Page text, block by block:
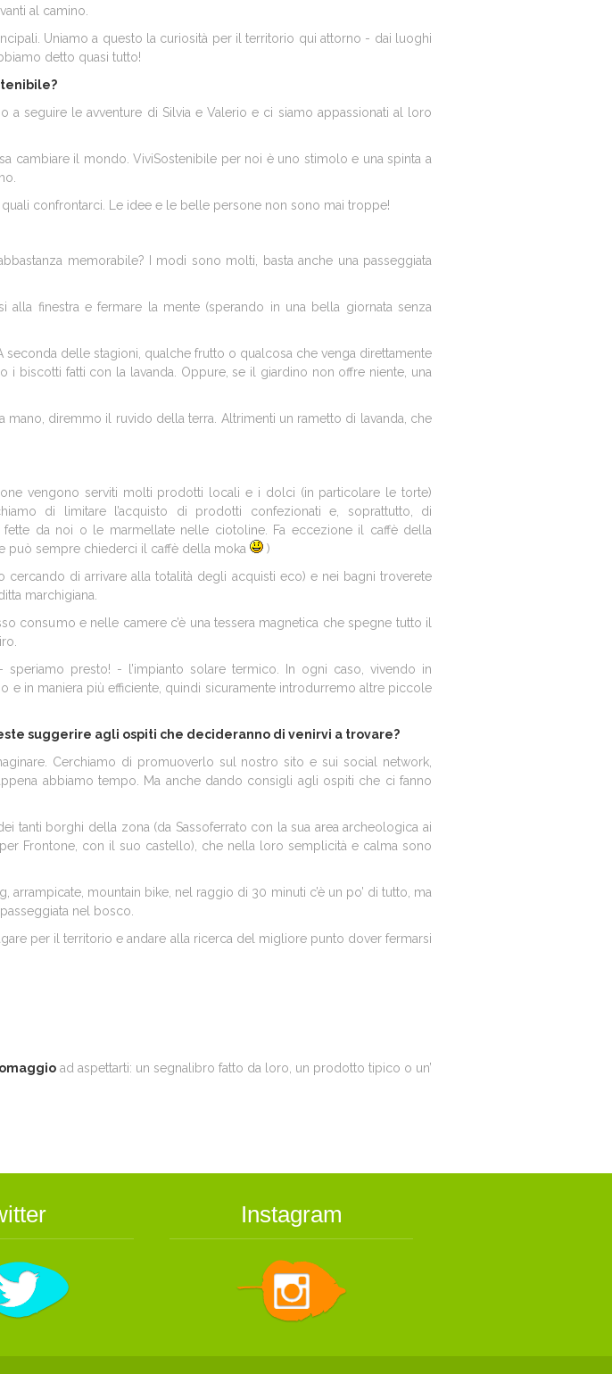
al camino.
Uniamo a questo la curiosità per il territorio qui attorno - dai luoghi
detto quasi tutto!
a seguire le avventure di Silvia e Valerio e ci siamo appassionati al loro
cambiare il mondo. ViviSostenibile per noi è uno stimolo e una spinta a
confrontarci. Le idee e le belle persone non sono mai troppe!
memorabile? I modi sono molti, basta anche una passeggiata
alla finestra e fermare la mente (sperando in una bella giornata senza
seconda delle stagioni, qualche frutto o qualcosa che venga direttamente
biscotti fatti con la lavanda. Oppure, se il giardino non offre niente, una
mano, diremmo il ruvido della terra. Altrimenti un rametto di lavanda, che
vengono serviti molti prodotti locali e i dolci (in particolare le torte)
di limitare l’acquisto di prodotti confezionati e, soprattutto, di
da noi o le marmellate nelle ciotoline. Fa eccezione il caffè della
può sempre chiederci il caffè della moka
)
di arrivare alla totalità degli acquisti eco) e nei bagni troverete
marchigiana.
consumo e nelle camere c’è una tessera magnetica che spegne tutto il
presto! - l’impianto solare termico. In ogni caso, vivendo in
in maniera più efficiente, quindi sicuramente introdurremo altre piccole
suggerire agli ospiti che decideranno di venirvi a trovare?
Cerchiamo di promuoverlo sul nostro sito e sui social network,
abbiamo tempo. Ma anche dando consigli agli ospiti che ci fanno
tanti borghi della zona (da Sassoferrato con la sua area archeologica ai
Frontone, con il suo castello), che nella loro semplicità e calma sono
mountain bike, nel raggio di 30 minuti c’è un po’ di tutto, ma
nel bosco.
per il territorio e andare alla ricerca del migliore punto dover fermarsi
omaggio ad aspettarti: un segnalibro fatto da loro, un prodotto tipico o un’
Instagram